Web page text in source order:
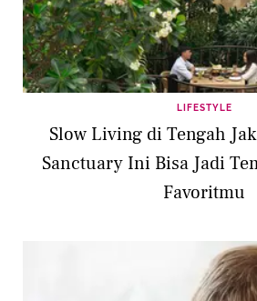
LIFESTYLE
Slow Living di Tengah
Sanctuary Ini Bisa Jadi
Favoritmu